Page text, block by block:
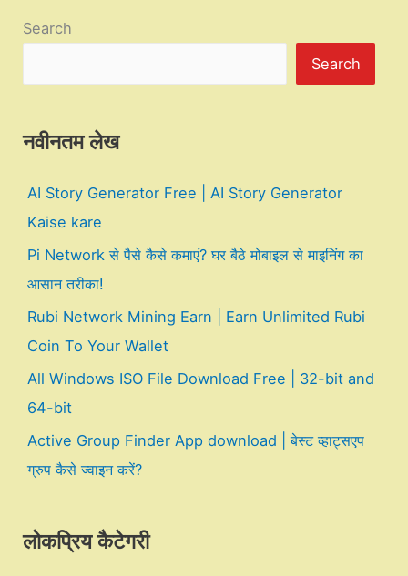
Search
Search
नवीनतम लेख
AI Story Generator Free | AI Story Generator
Kaise kare
Pi Network से पैसे कैसे कमाएं? घर बैठे मोबाइल से माइनिंग का
आसान तरीका!
Rubi Network Mining Earn | Earn Unlimited Rubi
Coin To Your Wallet
All Windows ISO File Download Free | 32-bit and
64-bit
Active Group Finder App download | बेस्ट व्हाट्सएप
ग्रुप कैसे ज्वाइन करें?
लोकप्रिय कैटेगरी